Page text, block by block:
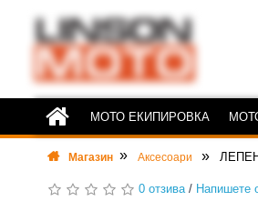
МОТО ЕКИПИРОВКА
Магазин Аксесоари
0 отзива/ Напишете